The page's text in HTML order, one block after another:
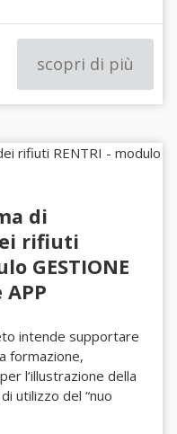
scopri di più
di
rifiuti
GESTIONE
APP
intende supportare
formazione,
l’illustrazione della
utilizzo del “nuo